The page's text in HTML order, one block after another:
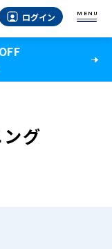
ログイン MENU
グ